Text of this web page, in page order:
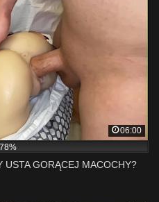
06:00
78%
USTA GORĄCEJ MACOCHY?